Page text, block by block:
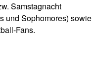
Samstagnacht
und Sophomores) sowie
Fans.